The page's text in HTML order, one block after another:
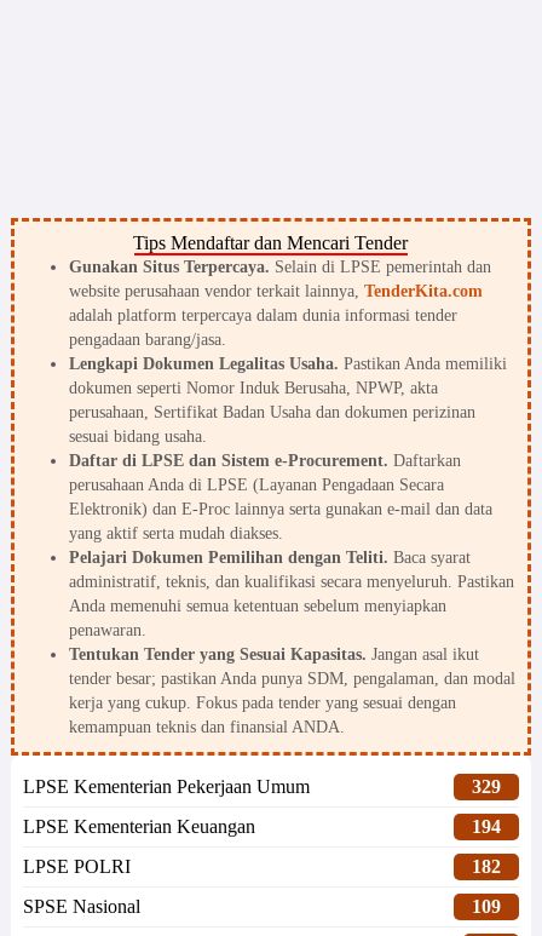
Tips Mendaftar dan Mencari Tender
Gunakan Situs Terpercaya. Selain di LPSE pemerintah dan
website perusahaan vendor terkait lainnya, TenderKita.com
adalah platform terpercaya dalam dunia informasi tender
pengadaan barang/jasa.
Lengkapi Dokumen Legalitas Usaha. Pastikan Anda memiliki
dokumen seperti Nomor Induk Berusaha, NPWP, akta
perusahaan, Sertifikat Badan Usaha dan dokumen perizinan
sesuai bidang usaha.
Daftar di LPSE dan Sistem e-Procurement. Daftarkan
perusahaan Anda di LPSE (Layanan Pengadaan Secara
Elektronik) dan E-Proc lainnya serta gunakan e-mail dan data
yang aktif serta mudah diakses.
Pelajari Dokumen Pemilihan dengan Teliti. Baca syarat
administratif, teknis, dan kualifikasi secara menyeluruh. Pastikan
Anda memenuhi semua ketentuan sebelum menyiapkan
penawaran.
Tentukan Tender yang Sesuai Kapasitas. Jangan asal ikut
tender besar; pastikan Anda punya SDM, pengalaman, dan modal
kerja yang cukup. Fokus pada tender yang sesuai dengan
kemampuan teknis dan finansial ANDA.
LPSE Kementerian Pekerjaan Umum
329
LPSE Kementerian Keuangan
194
LPSE POLRI
182
SPSE Nasional
109